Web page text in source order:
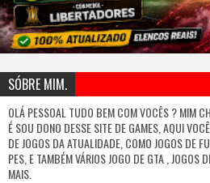
SÓBRE MIM.
OLÁ PESSOAL TUDO BEM COM VOCÊS ? MIM
É SOU DONO DESSE SITE DE GAMES, AQUI
DE JOGOS DA ATUALIDADE, COMO JOGOS DE
PES, E TAMBÉM VÁRIOS JOGO DE GTA , JOGOS
MAIS.